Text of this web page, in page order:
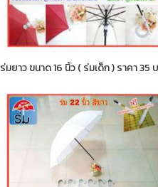
ร่มยาว ขนาด 16 นิ้ว ( ร่มเด็ก ) ราคา 35